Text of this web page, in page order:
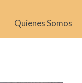
Quienes Somos